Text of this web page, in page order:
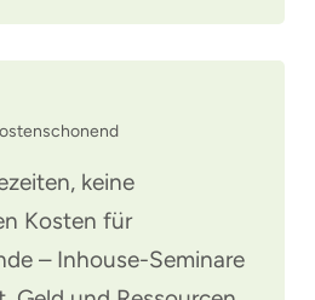
keine
Kosten für
– Inhouse-Seminare